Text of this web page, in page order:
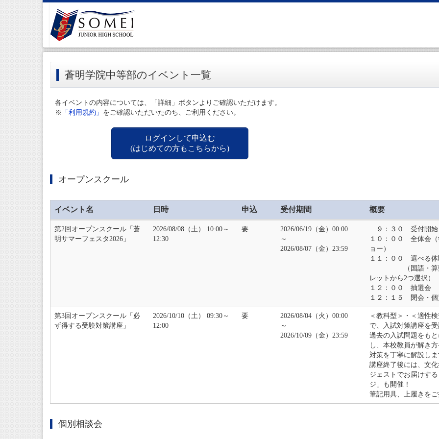
蒼明学院中等部のイベント一覧
各イベントの内容については、「詳細」ボタンよりご確認いただけます。
※
「利用規約」 をご確認いただいたのち、ご利用ください。
ログインして申込む
(はじめての方もこちらから)
オープンスクール
イベント名 日時 申込 受付期間 概要
第2回オープンスクール「蒼
明サマーフェスタ2026」
2026/08/08（土） 10:00～
12:30
要
2026/06/19（金）00:00
～
2026/08/07（金）23:59
９：３０ 受付開始
１０：００ 全体会
ョー）
１１：００ 選べる体
（国語・算数・
レットから2つ選択）
１２：００ 抽選会
１２：１５ 閉会・
第3回オープンスクール「必
ず得する受験対策講座」
2026/10/10（土） 09:30～
12:00
要
2026/08/04（火）00:00
～
2026/10/09（金）23:59
＜教科型＞・＜適性
で、入試対策講座を
過去の入試問題をも
し、本校教員が解き
対策を丁寧に解説し
講座終了後には、文
ジェストでお届けす
ジ」も開催！
筆記用具、上履きを
個別相談会